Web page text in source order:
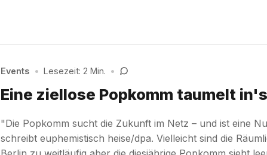
Events • Lesezeit: 2 Min. •
Eine ziellose Popkomm taumelt
"Die Popkomm sucht die Zukunft im Netz – und ist eine
schreibt euphemistisch heise/dpa. Vielleicht sind die